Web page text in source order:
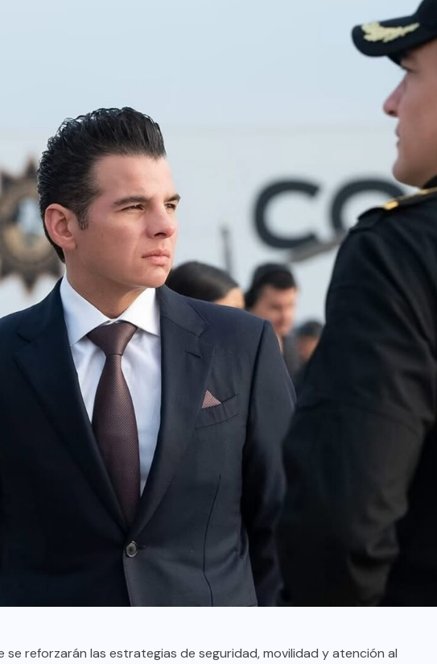
se reforzarán las estrategias de seguridad, movilidad y atención al